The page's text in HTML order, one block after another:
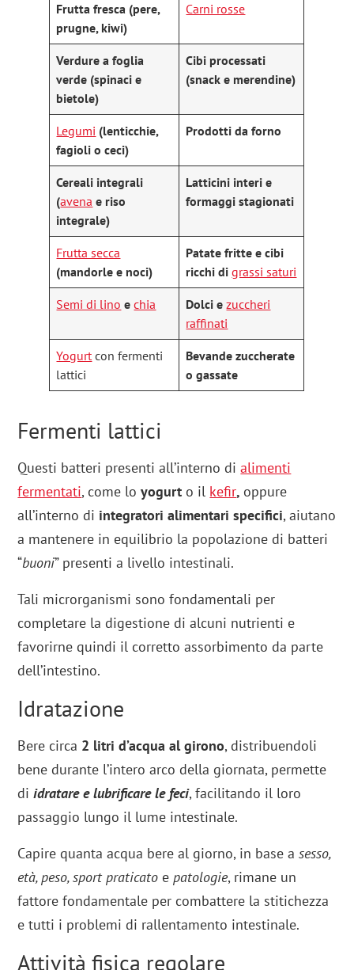
Frutta fresca (pere,
prugne, kiwi)
Carni rosse
Verdure a foglia
verde (spinaci e
bietole)
Cibi processati
(snack e merendine)
Legumi (lenticchie,
fagioli o ceci)
Prodotti da forno
Cereali integrali
(avena e riso
integrale)
Latticini interi e
formaggi stagionati
Frutta secca
(mandorle e noci)
Patate fritte e cibi
ricchi digrassi saturi
Semi di lino echia Dolci ezuccheri
raffinati
Yogurtcon fermenti
lattici
Bevande zuccherate
o gassate
Fermenti lattici
Questi batteri presenti all’interno dialimenti
fermentati, come loyogurt o il kefir, oppure
all’interno di integratori alimentari specifici, aiutano
a mantenere in equilibrio la popolazione di batteri
“buoni” presenti a livello intestinali.
Tali microrganismi sono fondamentali per
completare la digestione di alcuni nutrienti e
favorirne quindi il corretto assorbimento da parte
dell’intestino.
Idratazione
Bere circa 2 litri d’acqua al girono, distribuendoli
bene durante l’intero arco della giornata, permette
di idratare e lubrificare le feci, facilitando il loro
passaggio lungo il lume intestinale.
Capire quanta acqua bere al giorno, in base asesso,
età, peso, sport praticato e patologie, rimane un
fattore fondamentale per combattere la stitichezza
e tutti i problemi di rallentamento intestinale.
Attività fisica regolare